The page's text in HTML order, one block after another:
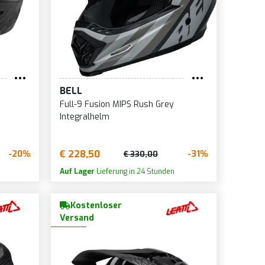
-20%
BELL
Full-9 Fusion MIPS Rush Grey
Integralhelm
€ 228,50 € 330,00 -31%
Auf Lager Lieferung in 24 Stunden
Kostenloser
Versand